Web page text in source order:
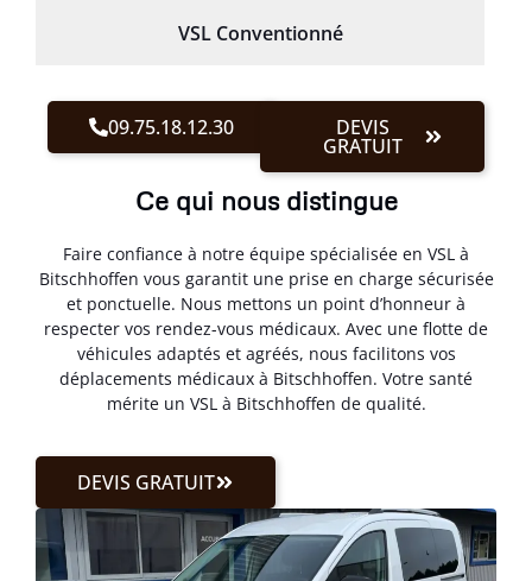
VSL Conventionné
09.75.18.12.30 DEVIS
GRATUIT
Ce qui nous distingue
Faire confiance à notre équipe spécialisée en VSL à
Bitschhoffen vous garantit une prise en charge sécurisée
et ponctuelle. Nous mettons un point d’honneur à
respecter vos rendez-vous médicaux. Avec une flotte de
véhicules adaptés et agréés, nous facilitons vos
déplacements médicaux à Bitschhoffen. Votre santé
mérite un VSL à Bitschhoffen de qualité.
DEVIS GRATUIT